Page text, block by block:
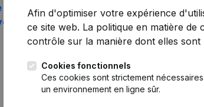
Group (BE 0759.909.876)
(BE 0759.909.975)
Afin d'optimiser votre expérience
ce site web. La politique en matière de
contrôle sur la manière dont elles sont
Cookies fonctionnels
Ces cookies sont strictement
un environnement en ligne sûr.